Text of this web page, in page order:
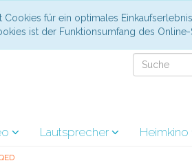
Cookies für ein optimales
ist der Funktionsumfang des
Lautsprecher Heimkino